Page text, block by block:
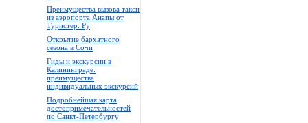
Преимущества вызова такси
из аэропорта Анапы от
Туристер. Ру
Открытие бархатного
сезона в Сочи
Гиды и экскурсии в
Калининграде:
преимущества
индивидуальных экскурсий
Подробнейшая карта
достопримечательностей
по Санкт-Петербургу